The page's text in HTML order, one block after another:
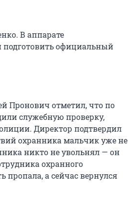
В аппарате
подготовить официальный
Пронович отметил, что по
служебную проверку,
Директор подтвердил
охранника мальчик уже не
никто не увольнял — он
охранного
пропала, а сейчас вернулся